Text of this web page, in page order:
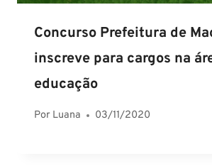
Concurso Prefeitura de
inscreve para cargos na
educação
Por Luana 03/11/2020